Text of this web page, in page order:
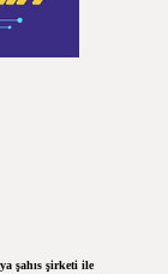
şahıs şirketi ile